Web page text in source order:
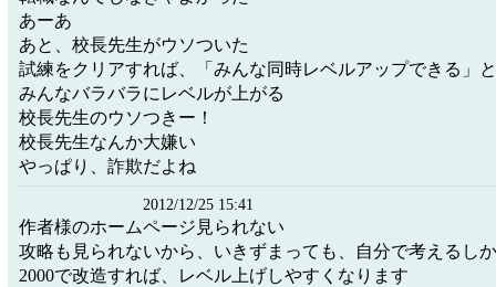
あーあ
あと、校長先生がウソついた
試練をクリアすれば、「みんな同時レベルアップできる」
みんなバラバラにレベルが上がる
校長先生のウソつきー！
校長先生なんか大嫌い
やっぱり、詐欺だよね
2012/12/25 15:41
作者様のホームページ見られない
攻略も見られないから、いきずまっても、自分で考えるし
2000で改造すれば、レベル上げしやすくなります